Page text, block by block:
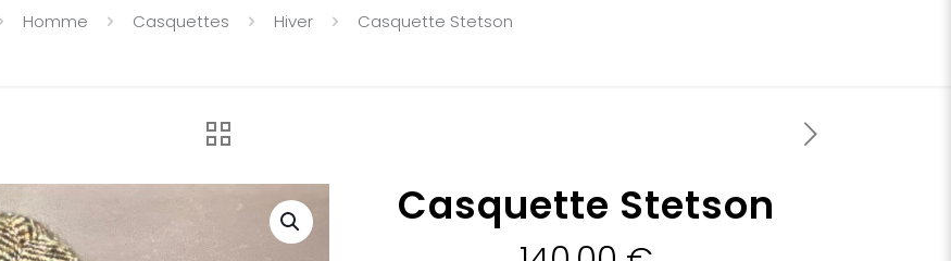
Homme Casquettes Hiver Casquette Stetson
Casquette Stetson